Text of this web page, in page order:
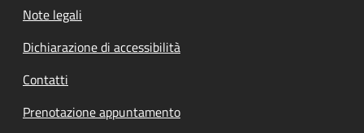
Note legali
Dichiarazione di accessibilità
Contatti
Prenotazione appuntamento